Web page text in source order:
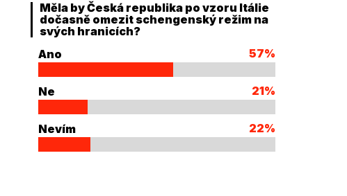
Měla by Česká republika po vzoru Itálie
dočasně omezit schengenský režim na
svých hranicích?
Ano
57%
Ne 21%
Nevím 22%